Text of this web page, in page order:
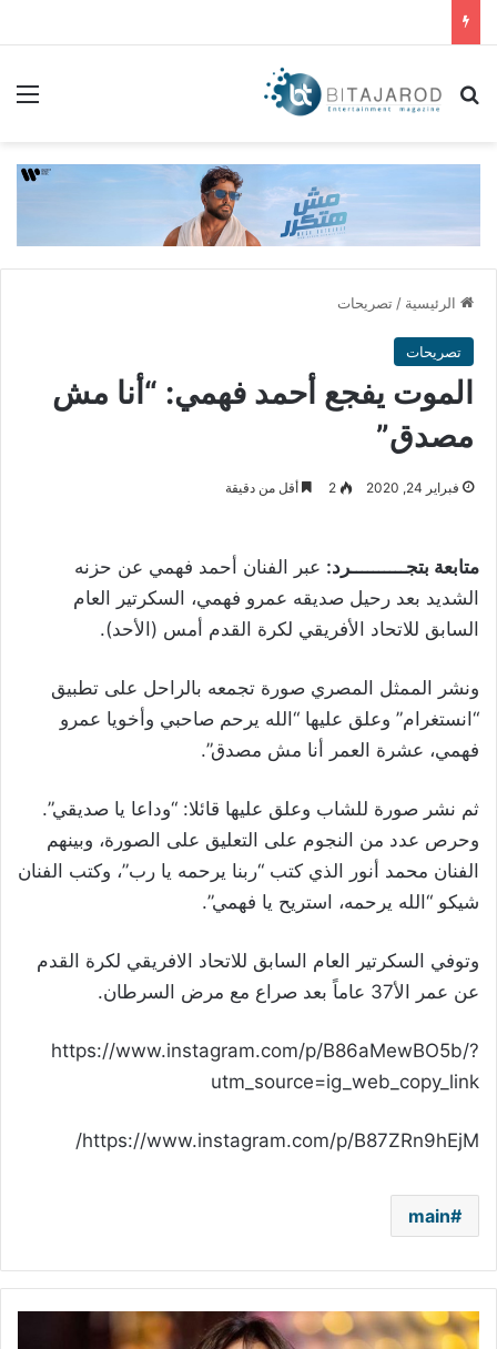
بحث عن
الرئيسية / تصريحات
تصريحات
الموت يفجع أحمد فهمي: “أنا مش
مصدق”
فبراير 24, 2020 2 أقل من دقيقة
متابعة بتجــــــــــرد: عبر الفنان أحمد فهمي عن حزنه
الشديد بعد رحيل صديقه عمرو فهمي، السكرتير العام
السابق للاتحاد الأفريقي لكرة القدم أمس (الأحد).
ونشر الممثل المصري صورة تجمعه بالراحل على تطبيق
“انستغرام” وعلق عليها “الله يرحم صاحبي وأخويا عمرو
فهمي، عشرة العمر أنا مش مصدق”.
ثم نشر صورة للشاب وعلق عليها قائلا: “وداعا يا صديقي”.
وحرص عدد من النجوم على التعليق على الصورة، وبينهم
الفنان محمد أنور الذي كتب “ربنا يرحمه يا رب”، وكتب الفنان
شيكو “الله يرحمه، استريح يا فهمي”.
وتوفي السكرتير العام السابق للاتحاد الافريقي لكرة القدم
عن عمر الأ37 عاماً بعد صراع مع مرض السرطان.
https://www.instagram.com/p/B86aMewBO5b/?
utm_source=ig_web_copy_link
https://www.instagram.com/p/B87ZRn9hEjM/
main
بالصور